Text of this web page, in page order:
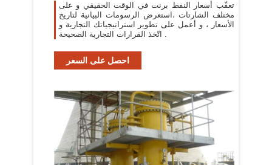
تعقّب أسعار النفط برنت في الوقت الحقيقي و على
مختلف الشارتات ،استعرض الرسومات البيانية لتاريخ
الأسعار ، و أعمل على تطوير استراتيجياتك التجارية و
اتّخذ القرارات التجارية الصحيحة .
احصل على السعر